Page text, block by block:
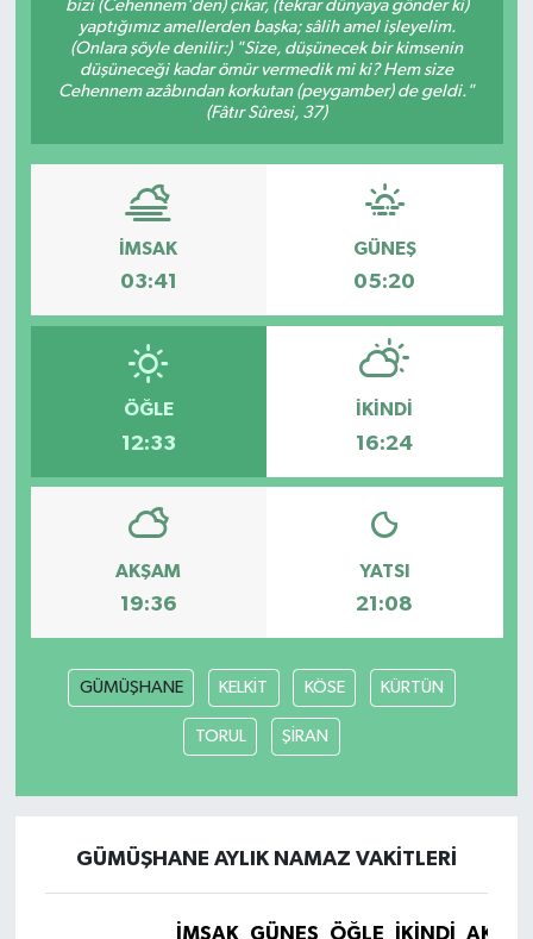
bizi (Cehennem'den) çıkar, (tekrar dünyaya gönder ki)
yaptığımız amellerden başka; sâlih amel işleyelim.
(Onlara şöyle denilir:) "Size, düşünecek bir kimsenin
düşüneceği kadar ömür vermedik mi ki? Hem size
Cehennem azâbından korkutan (peygamber) de geldi."
(Fâtır Sûresi, 37)
İMSAK
03:41
GÜNEŞ
05:20
ÖĞLE
12:33
İKINDI
16:24
AKŞAM
19:36
YATSI
21:08
GÜMÜŞHANE KELKİT KÖSE KÜRTÜN
TORUL ŞİRAN
GÜMÜŞHANE AYLIK NAMAZ VAKITLERI
İMSAK GÜNEŞ ÖĞLE İKINDI